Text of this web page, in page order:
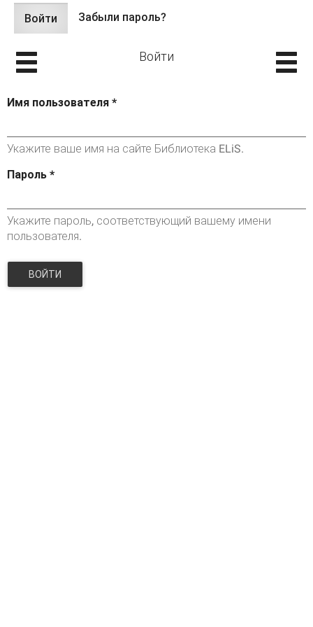
Главные вкладки
Войти (активная
вкладка)
Забыли пароль?
Войти
Имя пользователя *
Укажите ваше имя на сайте Библиотека ELiS.
Пароль *
Укажите пароль, соответствующий вашему имени
пользователя.
ВОЙТИ